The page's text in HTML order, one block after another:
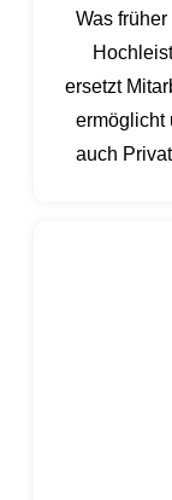
Was
ersetzt
ermöglicht
auch